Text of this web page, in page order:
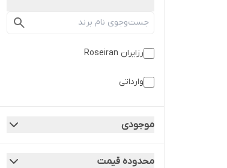
رزایران Roseiran
وارداتی
موجودی
محدوده قیمت